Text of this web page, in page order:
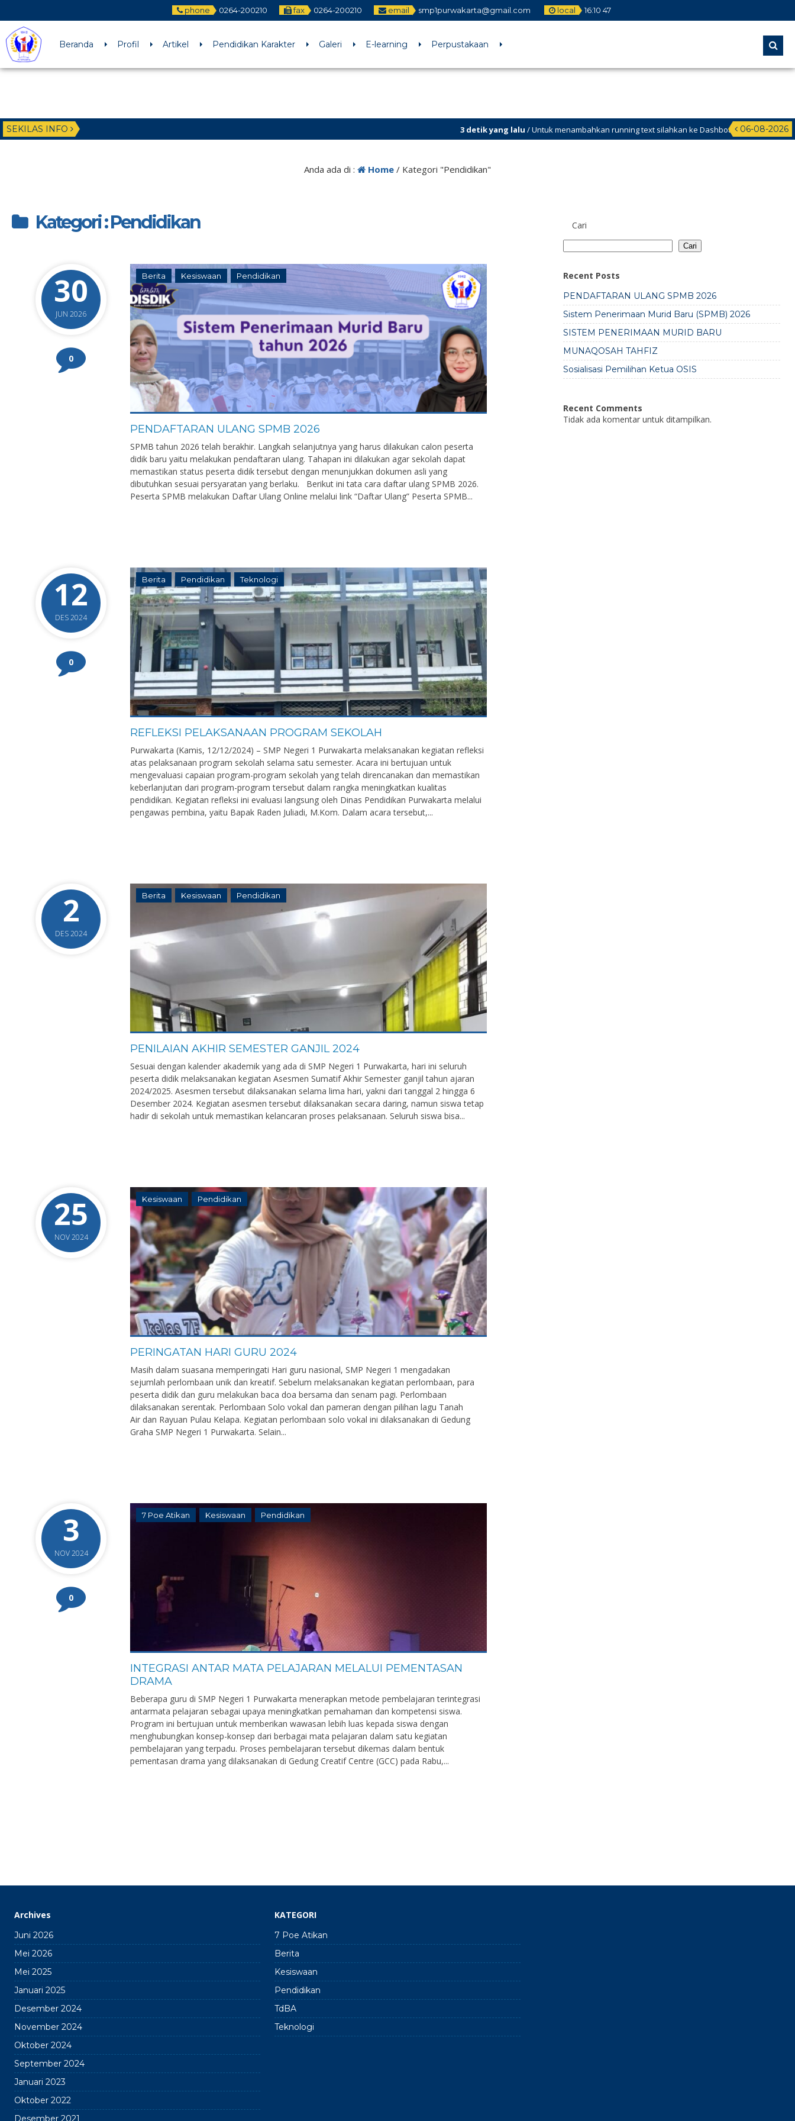
phone 0264-200210 fax 0264-200210 email smp1purwakarta@gmail.com local 16:10 48
Beranda Profil Artikel Pendidikan Karakter Galeri E-learning Perpustakaan
SEKILAS INFO 06-08-2026
3 detik yang lalu/ Untuk menambahkan running text silahkan ke Dashboard >
Sekilas Info
Anda ada di : Home / Kategori "Pendidikan"
Kategori : Pendidikan
30
JUN 2026
0
Berita Kesiswaan Pendidikan
PENDAFTARAN ULANG SPMB 2026
SPMB tahun 2026 telah berakhir. Langkah selanjutnya yang harus dilakukan calon peserta
didik baru yaitu melakukan pendaftaran ulang. Tahapan ini dilakukan agar sekolah dapat
memastikan status peserta didik tersebut dengan menunjukkan dokumen asli yang
dibutuhkan sesuai persyaratan yang berlaku. Berikut ini tata cara daftar ulang SPMB 2026.
Peserta SPMB melakukan Daftar Ulang Online melalui link “Daftar Ulang” Peserta SPMB...
12
DES 2024
0
Berita Pendidikan Teknologi
REFLEKSI PELAKSANAAN PROGRAM SEKOLAH
Purwakarta (Kamis, 12/12/2024) – SMP Negeri 1 Purwakarta melaksanakan kegiatan refleksi
atas pelaksanaan program sekolah selama satu semester. Acara ini bertujuan untuk
mengevaluasi capaian program-program sekolah yang telah direncanakan dan memastikan
keberlanjutan dari program-program tersebut dalam rangka meningkatkan kualitas
pendidikan. Kegiatan refleksi ini evaluasi langsung oleh Dinas Pendidikan Purwakarta melalui
pengawas pembina, yaitu Bapak Raden Juliadi, M.Kom. Dalam acara tersebut,...
2
DES 2024
Berita Kesiswaan Pendidikan
PENILAIAN AKHIR SEMESTER GANJIL 2024
Sesuai dengan kalender akademik yang ada di SMP Negeri 1 Purwakarta, hari ini seluruh
peserta didik melaksanakan kegiatan Asesmen Sumatif Akhir Semester ganjil tahun ajaran
2024/2025. Asesmen tersebut dilaksanakan selama lima hari, yakni dari tanggal 2 hingga 6
Desember 2024. Kegiatan asesmen tersebut dilaksanakan secara daring, namun siswa tetap
hadir di sekolah untuk memastikan kelancaran proses pelaksanaan. Seluruh siswa bisa...
25
NOV 2024
Kesiswaan Pendidikan
PERINGATAN HARI GURU 2024
Masih dalam suasana memperingati Hari guru nasional, SMP Negeri 1 mengadakan
sejumlah perlombaan unik dan kreatif. Sebelum melaksanakan kegiatan perlombaan, para
peserta didik dan guru melakukan baca doa bersama dan senam pagi. Perlombaan
dilaksanakan serentak. Perlombaan Solo vokal dan pameran dengan pilihan lagu Tanah
Air dan Rayuan Pulau Kelapa. Kegiatan perlombaan solo vokal ini dilaksanakan di Gedung
Graha SMP Negeri 1 Purwakarta. Selain...
3
NOV 2024
0
7 Poe Atikan Kesiswaan Pendidikan
INTEGRASI ANTAR MATA PELAJARAN MELALUI PEMENTASAN
DRAMA
Beberapa guru di SMP Negeri 1 Purwakarta menerapkan metode pembelajaran terintegrasi
antarmata pelajaran sebagai upaya meningkatkan pemahaman dan kompetensi siswa.
Program ini bertujuan untuk memberikan wawasan lebih luas kepada siswa dengan
menghubungkan konsep-konsep dari berbagai mata pelajaran dalam satu kegiatan
pembelajaran yang terpadu. Proses pembelajaran tersebut dikemas dalam bentuk
pementasan drama yang dilaksanakan di Gedung Creatif Centre (GCC) pada Rabu,...
Cari
Cari
Recent Posts
PENDAFTARAN ULANG SPMB 2026
Sistem Penerimaan Murid Baru (SPMB) 2026
SISTEM PENERIMAAN MURID BARU
MUNAQOSAH TAHFIZ
Sosialisasi Pemilihan Ketua OSIS
Recent Comments
Tidak ada komentar untuk ditampilkan.
Archives
Juni 2026
Mei 2026
Mei 2025
Januari 2025
Desember 2024
November 2024
Oktober 2024
September 2024
Januari 2023
Oktober 2022
Desember 2021
KATEGORI
7 Poe Atikan
Berita
Kesiswaan
Pendidikan
TdBA
Teknologi